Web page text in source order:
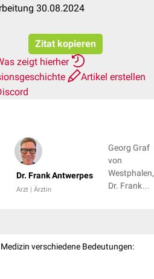
30.08.2024
Zitat kopieren
zeigt hierher
Artikel erstellen
Dr. Frank Antwerpes
Arzt | Ärztin
Georg Graf
von
Westphalen,
Dr. Frank
verschiedene Bedeutungen: